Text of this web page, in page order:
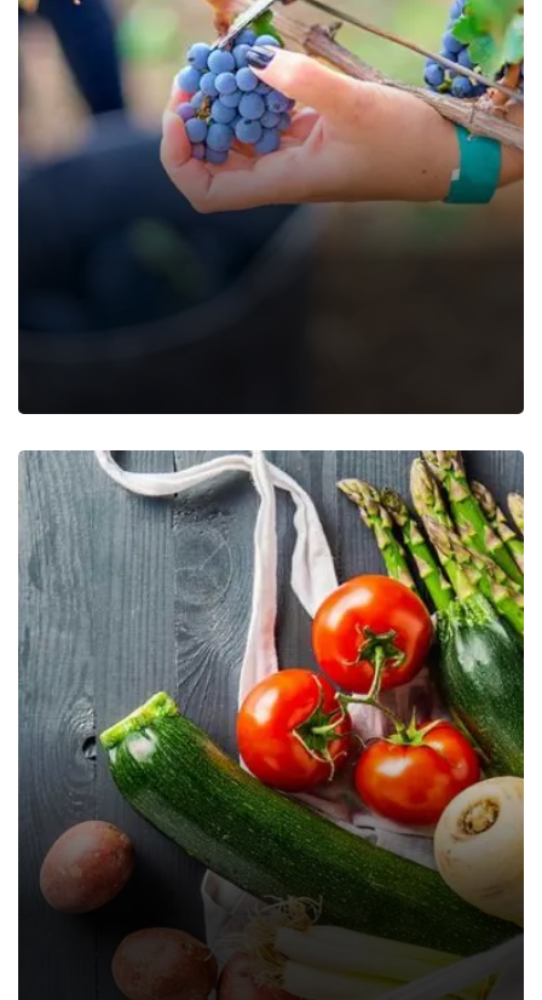
Different Vegetables